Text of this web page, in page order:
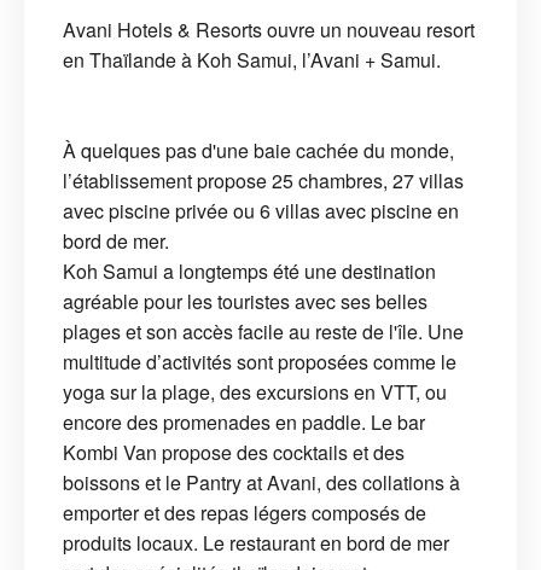
Avani Hotels & Resorts ouvre un nouveau resort
en Thaïlande à Koh Samui, l’Avani + Samui.
À quelques pas d'une baie cachée du monde,
l’établissement propose 25 chambres, 27 villas
avec piscine privée ou 6 villas avec piscine en
bord de mer.
Koh Samui a longtemps été une destination
agréable pour les touristes avec ses belles
plages et son accès facile au reste de l'île. Une
multitude d’activités sont proposées comme le
yoga sur la plage, des excursions en VTT, ou
encore des promenades en paddle. Le bar
Kombi Van propose des cocktails et des
boissons et le Pantry at Avani, des collations à
emporter et des repas légers composés de
produits locaux. Le restaurant en bord de mer